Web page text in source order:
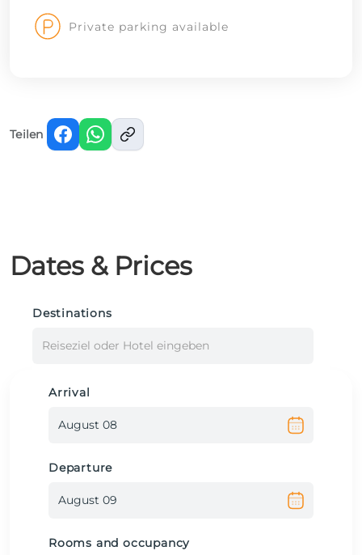
Private parking available
Teilen
Dates & Prices
Destinations
Reiseziel oder Hotel eingeben
Arrival
Departure
Rooms and occupancy